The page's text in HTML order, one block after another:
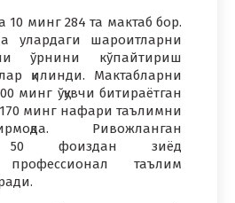
минг 284 та мактаб бор.
улардаги шароитларни
ўрнини кўпайтириш
қилинди. Мактабларни
минг ўқувчи битираётган
минг нафари таълимни
Ривожланган
50 фоиздан зиёд
профессионал таълим